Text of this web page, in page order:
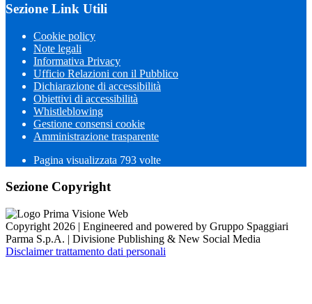
Sezione Link Utili
Cookie policy
Note legali
Informativa Privacy
Ufficio Relazioni con il Pubblico
Dichiarazione di accessibilità
Obiettivi di accessibilità
Whistleblowing
Gestione consensi cookie
Amministrazione trasparente
Pagina visualizzata 793 volte
Sezione Copyright
Copyright 2026 | Engineered and powered by Gruppo Spaggiari
Parma S.p.A. | Divisione Publishing & New Social Media
Disclaimer trattamento dati personali